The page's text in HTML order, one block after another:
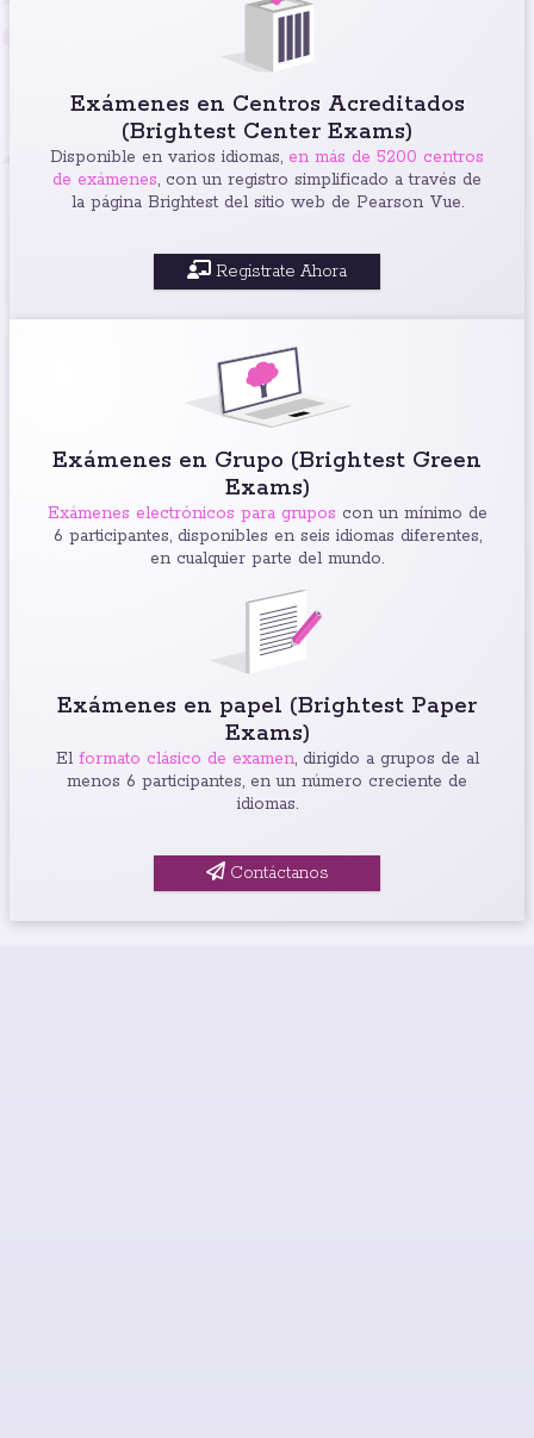
Exámenes en Centros Acreditados
(Brightest Center Exams)
Disponible en varios idiomas, en más de 5200 centros
de exámenes, con un registro simplificado a través de
la página Brightest del sitio web de Pearson Vue.
Registrate Ahora
Exámenes en Grupo (Brightest Green
Exams)
Exámenes electrónicos para grupos con un mínimo de
6 participantes, disponibles en seis idiomas diferentes,
en cualquier parte del mundo.
Exámenes en papel (Brightest Paper
Exams)
El formato clásico de examen, dirigido a grupos de al
menos 6 participantes, en un número creciente de
idiomas.
Contáctanos